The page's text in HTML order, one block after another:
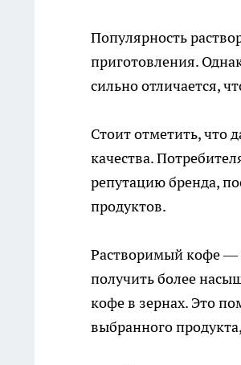
Популярность
приготовления.
сильно отличается,
Стоит отметить, что
качества.
репутацию бренда,
продуктов.
Растворимый кофе —
получить более
кофе в зернах. Это
выбранного